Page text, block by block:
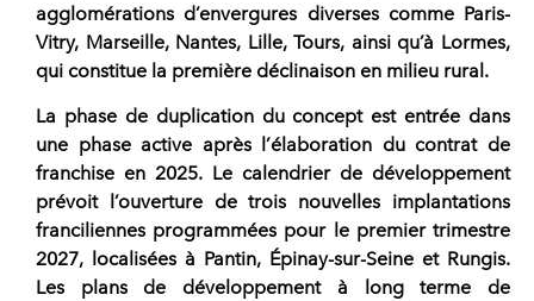
agglomérations d’envergures diverses comme Paris-
Vitry, Marseille, Nantes, Lille, Tours, ainsi qu’à Lormes,
qui constitue la première déclinaison en milieu rural.
La phase de duplication du concept est entrée dans
une phase active après l’élaboration du contrat de
franchise en 2025. Le calendrier de développement
prévoit l’ouverture de trois nouvelles implantations
franciliennes programmées pour le premier trimestre
2027, localisées à Pantin, Épinay-sur-Seine et Rungis.
Les plans de développement à long terme de